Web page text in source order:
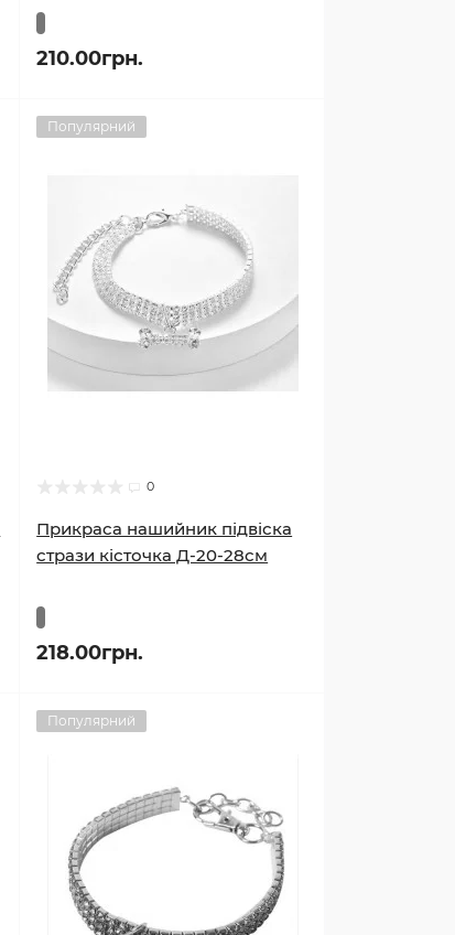
210.00грн.
Популярний
0
Прикраса нашийник підвіска
стрази кісточка Д-20-28см
218.00грн.
Популярний